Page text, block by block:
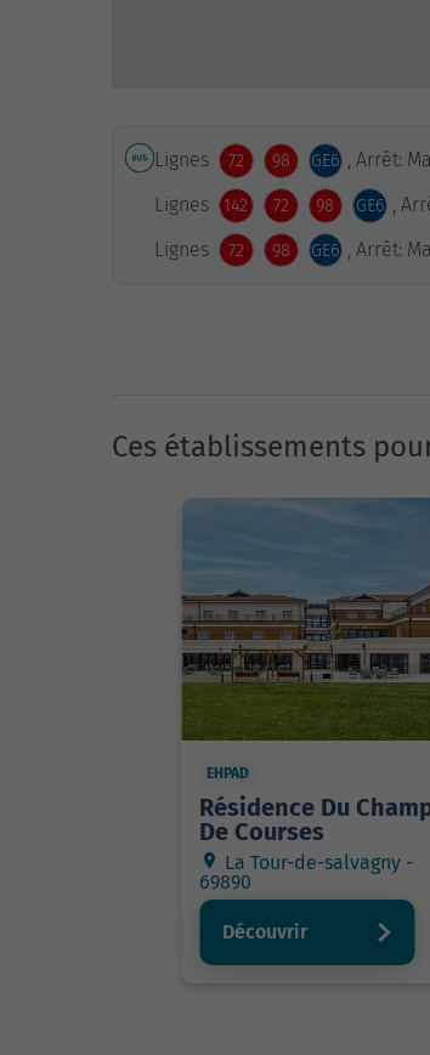
Lignes 72 98 GE6 , Arrêt:
Lignes
142 72 98 GE6
,
Lignes
72 98 GE6 , Arrêt:
Ces établissements
EHPAD
Résidence Du
De Courses
La Tour-de-salvagny -
69890
Découvrir